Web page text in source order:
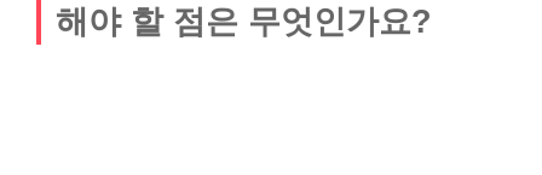
해야 할 점은 무엇인가요?